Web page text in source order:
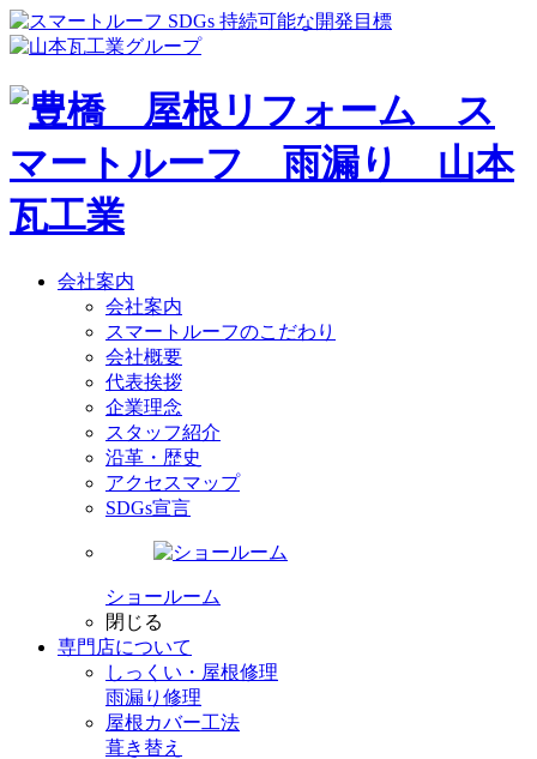
会社案内
会社案内
スマートルーフのこだわり
会社概要
代表挨拶
企業理念
スタッフ紹介
沿革・歴史
アクセスマップ
SDGs宣言
ショールーム
閉じる
専門店について
しっくい・屋根修理
雨漏り修理
屋根カバー工法
葺き替え